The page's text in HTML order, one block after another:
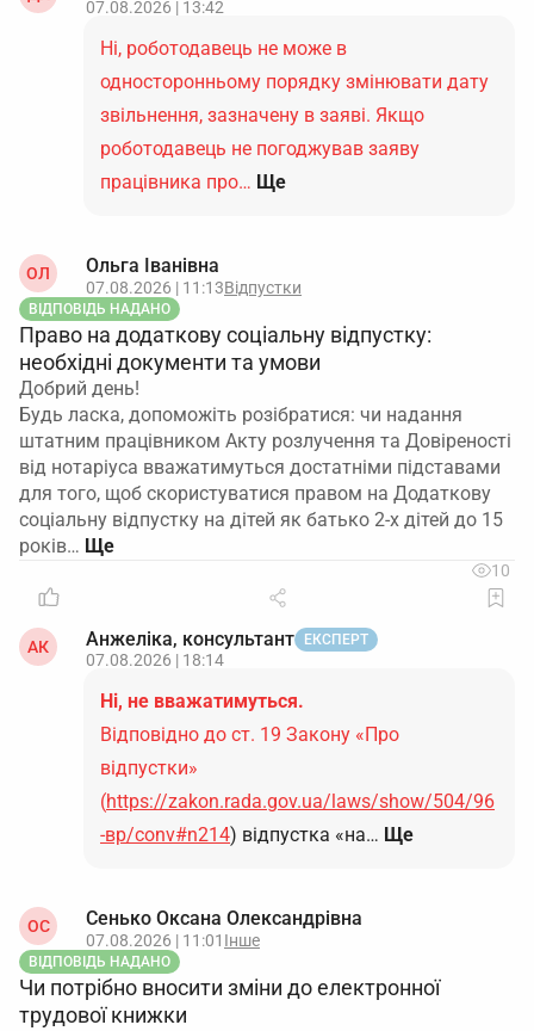
07.08.2026 | 13:42
Ні, роботодавець не може в
односторонньому порядку змінювати дату
звільнення, зазначену в заяві. Якщо
роботодавець не погоджував заяву
працівника про… Ще
ОЛ Ольга Іванівна
07.08.2026 | 11:13Відпустки
ВІДПОВІДЬ НАДАНО
Право на додаткову соціальну відпустку:
необхідні документи та умови
Добрий день!
Будь ласка, допоможіть розібратися: чи надання
штатним працівником Акту розлучення та Довіреності
від нотаріуса вважатимуться достатніми підставами
для того, щоб скористуватися правом на Додаткову
соціальну відпустку на дітей як батько 2-х дітей до 15
років…
10
АК Анжеліка, консультант ЕКСПЕРТ
07.08.2026 | 18:14
Ні, не вважатимуться.
Відповідно до ст. 19 Закону «Про
відпустки»
(https://zakon.rada.gov.ua/laws/show/504/96
-вр/conv#n214) відпустка «на… Ще
ОС Сенько Оксана Олександрівна
07.08.2026 | 11:01 Інше
ВІДПОВІДЬ НАДАНО
Чи потрібно вносити зміни до електронної
трудової книжки